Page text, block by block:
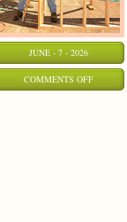
JUNE - 7 - 2026
COMMENTS OFFON